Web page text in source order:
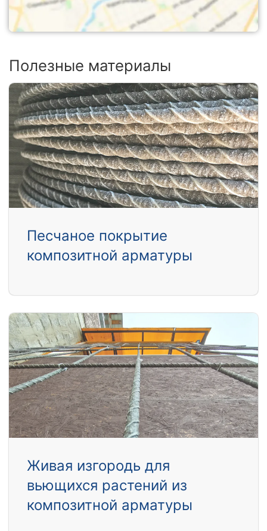
Полезные материалы
Песчаное покрытие
композитной арматуры
Живая изгородь для
вьющихся растений из
композитной арматуры